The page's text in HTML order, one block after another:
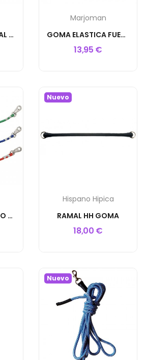
ABRAZADERA RAMAL HH
Marjoman
GOMA ELASTICA FUERTE CON ANILLAS DE 50 CM
13,95 €
RAMAL HH ELASTICO PARA TRANSPORTE
Nuevo
Hispano Hipica
RAMAL HH GOMA
18,00 €
Nuevo